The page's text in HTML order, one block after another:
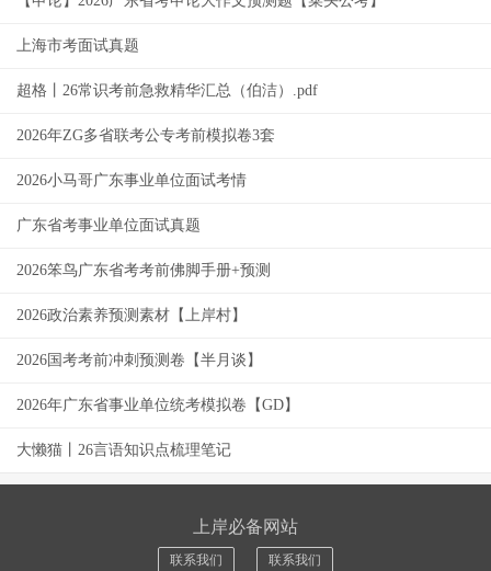
上海市考面试真题
超格丨26常识考前急救精华汇总（伯洁）.pdf
2026年ZG多省联考公专考前模拟卷3套
2026小马哥广东事业单位面试考情
广东省考事业单位面试真题
2026笨鸟广东省考考前佛脚手册+预测
2026政治素养预测素材【上岸村】
2026国考考前冲刺预测卷【半月谈】
2026年广东省事业单位统考模拟卷【GD】
大懒猫丨26言语知识点梳理笔记
上岸必备网站
联系我们 联系我们